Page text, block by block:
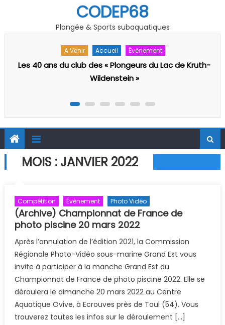
CODEP68
Plongée & Sports subaquatiques
Calendrier Formation Secourisme
Calendrier formations secourisme 2025/26
MOIS : JANVIER 2022
Compétition Évènement Photo Vidéo
(Archive) Championnat de France de
photo piscine 20 mars 2022
Après l’annulation de l’édition 2021, la Commission
Régionale Photo-Vidéo sous-marine Grand Est vous
invite à participer à la manche Grand Est du
Championnat de France de photo piscine 2022. Elle se
déroulera le dimanche 20 mars 2022 au Centre
Aquatique Ovive, à Ecrouves près de Toul (54). Vous
trouverez toutes les infos sur le déroulement […]